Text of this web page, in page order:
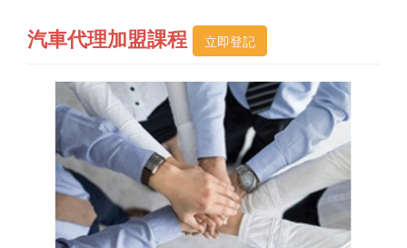
汽車代理加盟課程 立即登記